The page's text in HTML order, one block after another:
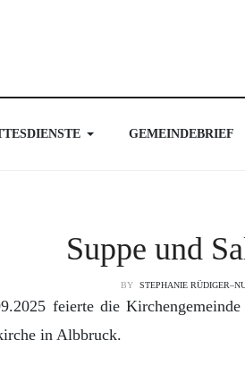
GEMEINDEBRIEF
Suppe und
BY STEPHANIE
feierte die
in Albbruck.